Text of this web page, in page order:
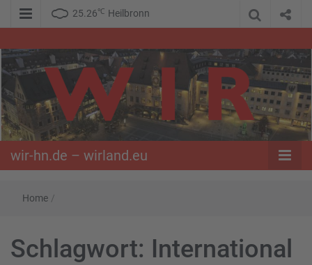
25.26℃ Heilbronn
wir-hn.de –
wirland.eu
wir-hn.de – wirland.eu
Home /
Schlagwort: International